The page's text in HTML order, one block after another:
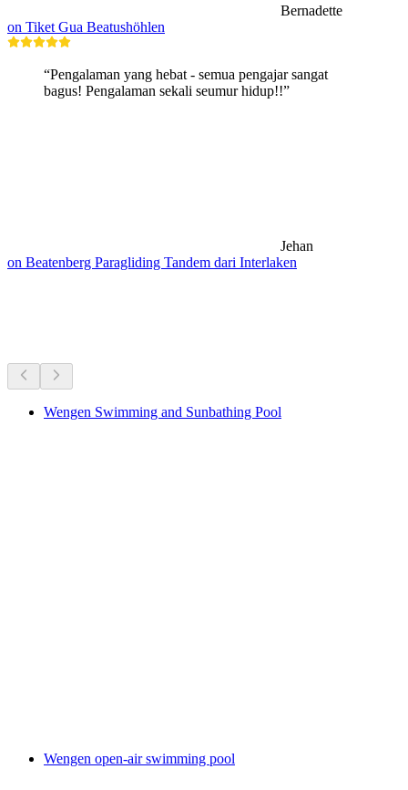
Bernadette
on Tiket Gua Beatushöhlen
“Pengalaman yang hebat - semua pengajar sangat
bagus! Pengalaman sekali seumur hidup!!”
Jehan
on Beatenberg Paragliding Tandem dari Interlaken
Wengen Swimming and Sunbathing Pool
Wengen open-air swimming pool